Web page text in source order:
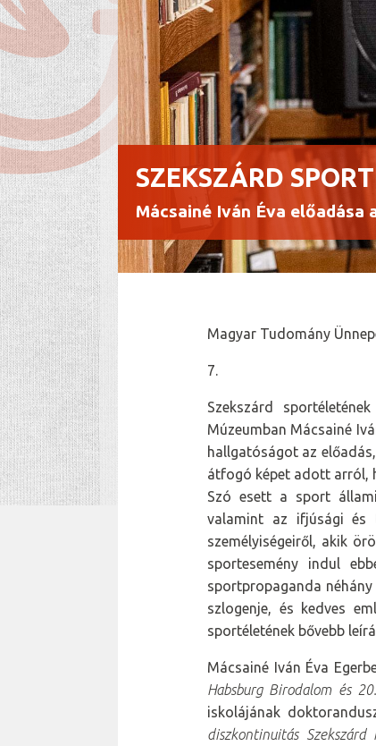
SZEKSZÁRD
Mácsainé Iván Éva előadása
Magyar Tudomány
7.
Szekszárd
Múzeumban Mácsainé
hallgatóságot az
átfogó képet adott arról,
Szó esett a sport
valamint az ifjúsági és
személyiségeiről, akik
sportesemény indul
sportpropaganda
szlogenje, és kedves
sportéletének bővebb
Mácsainé Iván Éva
Habsburg Birodalom és
iskolájának
diszkontinuitás